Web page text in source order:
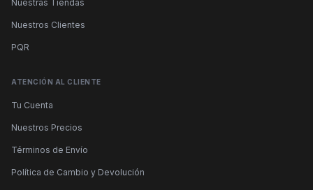
Nuestras Tiendas
Nuestros Clientes
PQR
ATENCIÓN AL CLIENTE
Tu Cuenta
Nuestros Precios
Términos de Envío
Política de Cambio y Devolución